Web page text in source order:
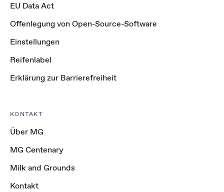
EU Data Act
Offenlegung von Open-Source-Software
Einstellungen
Reifenlabel
Erklärung zur Barrierefreiheit
KONTAKT
Über MG
MG Centenary
Milk and Grounds
Kontakt